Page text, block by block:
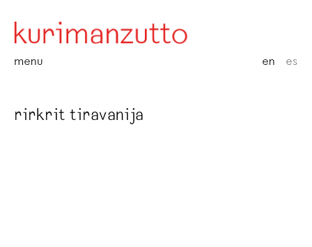
menu en es
rirkrit tiravanija